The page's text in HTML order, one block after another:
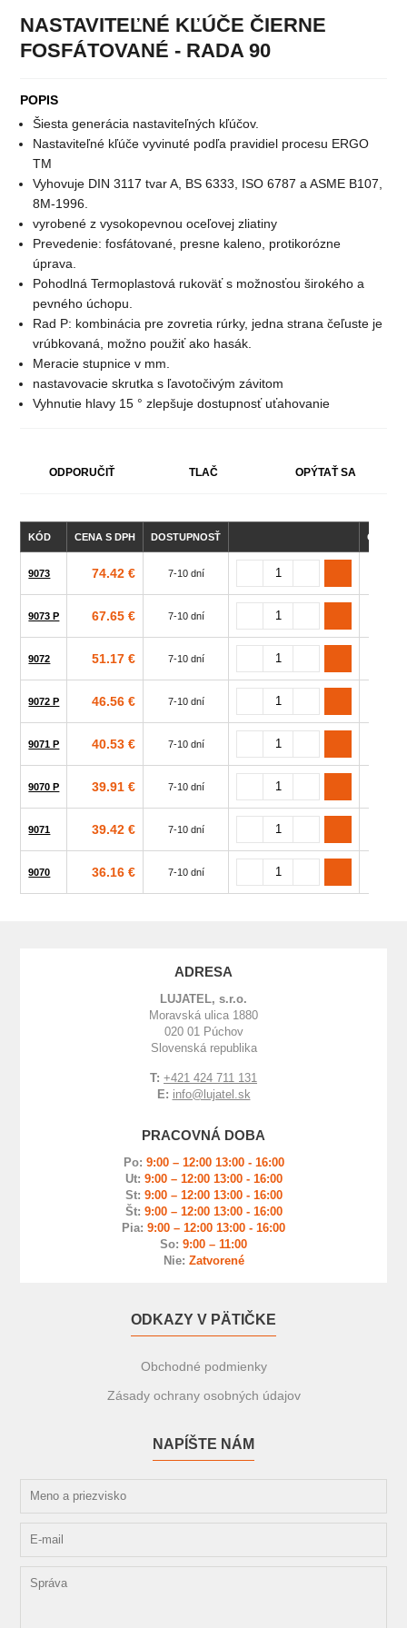
NASTAVITEĽNÉ KĽÚČE ČIERNE
FOSFÁTOVANÉ - RADA 90
POPIS
Šiesta generácia nastaviteľných kľúčov.
Nastaviteľné kľúče vyvinuté podľa pravidiel procesu ERGO
TM
Vyhovuje DIN 3117 tvar A, BS 6333, ISO 6787 a ASME B107,
8M-1996.
vyrobené z vysokopevnou oceľovej zliatiny
Prevedenie: fosfátované, presne kaleno, protikorózne
úprava.
Pohodlná Termoplastová rukoväť s možnosťou širokého a
pevného úchopu.
Rad P: kombinácia pre zovretia rúrky, jedna strana čeľuste je
vrúbkovaná, možno použiť ako hasák.
Meracie stupnice v mm.
nastavovacie skrutka s ľavotočivým závitom
Vyhnutie hlavy 15 ° zlepšuje dostupnosť uťahovanie
ODPORUČIŤ TLAČ OPÝTAŤ SA
KÓD CENA S DPH DOSTUPNOSŤ
9073 74.42 € 7-10 dní
9073 P 67.65 € 7-10 dní
9072 51.17 € 7-10 dní
9072 P 46.56 € 7-10 dní
9071 P 40.53 € 7-10 dní
9070 P 39.91 € 7-10 dní
9071 39.42 € 7-10 dní
9070 36.16 € 7-10 dní
ADRESA
LUJATEL, s.r.o.
Moravská ulica 1880
020 01 Púchov
Slovenská republika
T: +421 424 711 131
E: info@lujatel.sk
PRACOVNÁ DOBA
Po: 9:00 – 12:00 13:00 - 16:00
Ut: 9:00 – 12:00 13:00 - 16:00
St: 9:00 – 12:00 13:00 - 16:00
Št: 9:00 – 12:00 13:00 - 16:00
Pia: 9:00 – 12:00 13:00 - 16:00
So: 9:00 – 11:00
Nie: Zatvorené
ODKAZY V PÄTIČKE
Obchodné podmienky
Zásady ochrany osobných údajov
NAPÍŠTE NÁM